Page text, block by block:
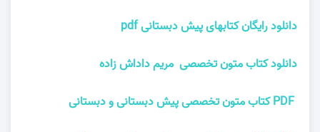
دانلود رایگان کتابهای پیش دبستانی pdf
دانلود کتاب متون تخصصی مریم داداش زاده